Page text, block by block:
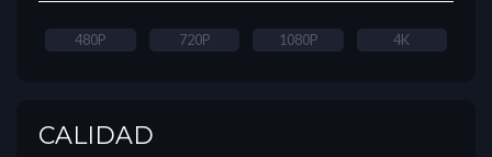
480P 720P 1080P 4K
CALIDAD